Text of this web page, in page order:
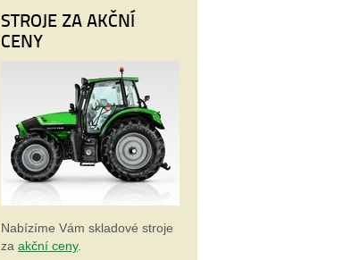
STROJE ZA AKČNÍ
CENY
Nabízíme Vám skladové stroje
za akční ceny.